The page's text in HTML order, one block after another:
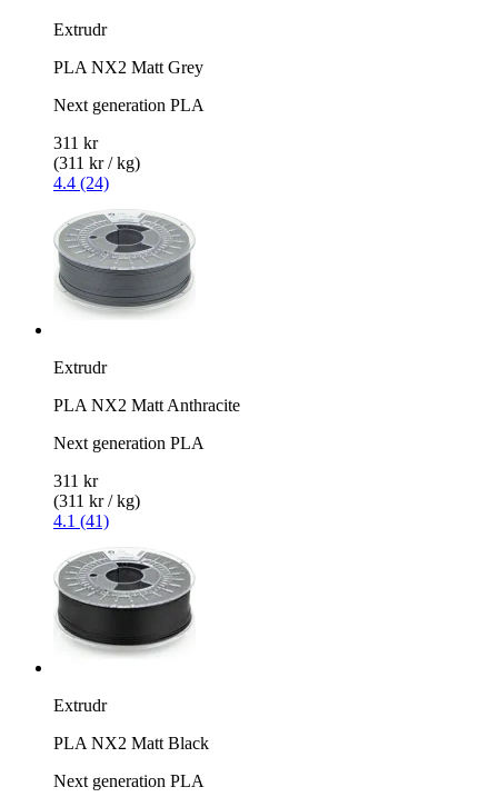
Extrudr
PLA NX2 Matt Grey
Next generation PLA
311 kr
(311 kr / kg)
4.4 (24)
Extrudr
PLA NX2 Matt Anthracite
Next generation PLA
311 kr
(311 kr / kg)
4.1 (41)
Extrudr
PLA NX2 Matt Black
Next generation PLA